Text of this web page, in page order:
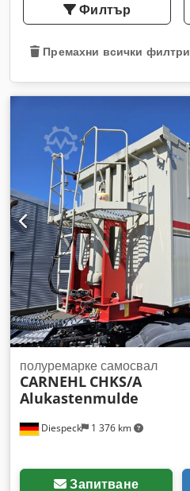
Филтър
Премахни всички филтри
Diespeck 1 376 km
полуремарке самосвал
CARNEHL CHKS/A
Alukastenmulde
Запитване